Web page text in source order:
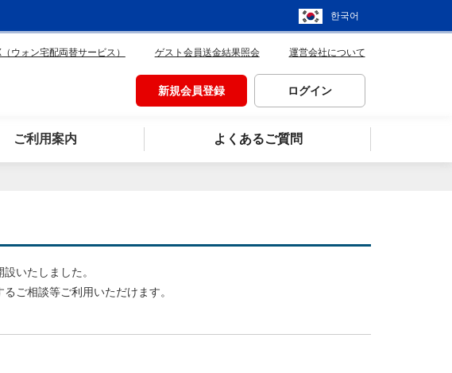
한국어
ウォン宅配両替サービス） ゲスト会員送金結果照会 運営会社について
新規会員登録 ログイン
ご利用案内 よくあるご質問
いたしました。
ご相談等ご利用いただけます。